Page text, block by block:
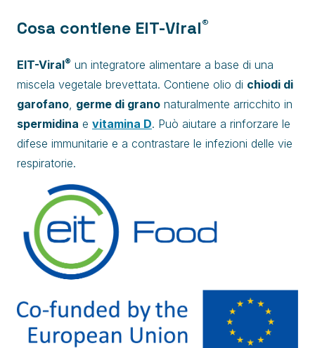
Cosa contiene EIT-Viral®
EIT-Viral® un integratore alimentare a base di una
miscela vegetale brevettata. Contiene olio di chiodi di
garofano, germe di grano naturalmente arricchito in
spermidina e vitamina D. Può aiutare a rinforzare le
difese immunitarie e a contrastare le infezioni delle vie
respiratorie.